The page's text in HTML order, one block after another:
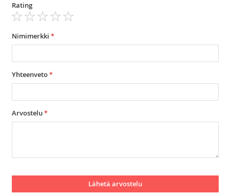
Rating
star
stars
stars
stars
stars
Nimimerkki
Yhteenveto
Arvostelu
Lähetä arvostelu